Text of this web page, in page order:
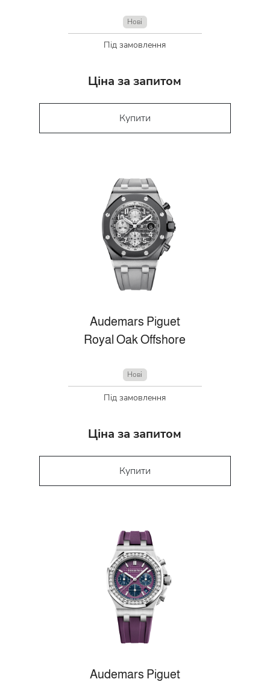
Нові
Під замовлення
Ціна за запитом
Купити
Audemars Piguet
Royal Oak Offshore
Нові
Під замовлення
Ціна за запитом
Купити
Audemars Piguet